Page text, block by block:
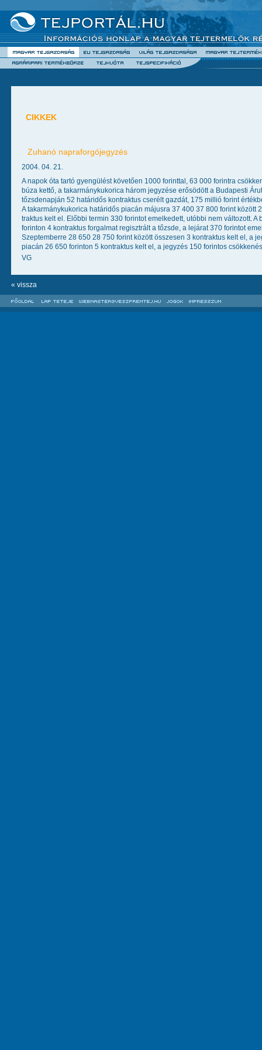
CIKKEK
Zuhanó napraforgójegyzés
2004. 04. 21.
A napok óta tartó gyengülést követően 1000 forinttal, 63 000 forintra
búza kettő, a takarmánykukorica három jegyzése erősödött a Budapesti
tőzsdenapján 52 határidős kontraktus cserélt gazdát, 175 millió forint
A takarmánykukorica határidős piacán májusra 37 400 37 800 forint
traktus kelt el. Előbbi termin 330 forintot emelkedett, utóbbi nem változott.
forinton 4 kontraktus forgalmat regisztrált a tőzsde, a lejárat 370 forintot
Szeptemberre 28 650 28 750 forint között összesen 3 kontraktus kelt el, a
piacán 26 650 forinton 5 kontraktus kelt el, a jegyzés 150 forintos
VG
« vissza